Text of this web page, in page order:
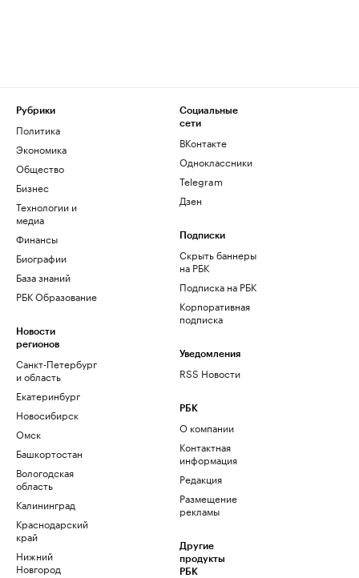
Рубрики
Политика
Экономика
Общество
Бизнес
Технологии и
медиа
Финансы
Биографии
База знаний
РБК Образование
Новости
регионов
Санкт-Петербург
и область
Екатеринбург
Новосибирск
Омск
Башкортостан
Вологодская
область
Калининград
Краснодарский
край
Нижний
Новгород
Социальные
сети
ВКонтакте
Одноклассники
Telegram
Дзен
Подписки
Скрыть баннеры
на РБК
Подписка на РБК
Корпоративная
подписка
Уведомления
RSS Новости
РБК
О компании
Контактная
информация
Редакция
Размещение
рекламы
Другие
продукты
РБК